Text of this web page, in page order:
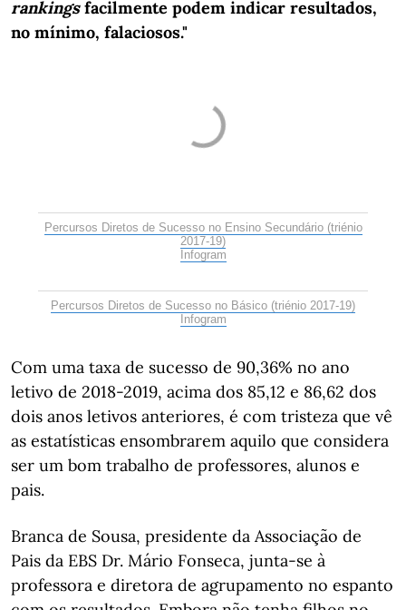
rankingsfacilmente podem indicar resultados,
no mínimo, falaciosos."
Percursos Diretos de Sucesso no Ensino Secundário (triénio
2017-19)
Infogram
Percursos Diretos de Sucesso no Básico (triénio 2017-19)
Infogram
Com uma taxa de sucesso de 90,36% no ano
letivo de 2018-2019, acima dos 85,12 e 86,62 dos
dois anos letivos anteriores, é com tristeza que vê
as estatísticas ensombrarem aquilo que considera
ser um bom trabalho de professores, alunos e
pais.
Branca de Sousa, presidente da Associação de
Pais da EBS Dr. Mário Fonseca, junta-se à
professora e diretora de agrupamento no espanto